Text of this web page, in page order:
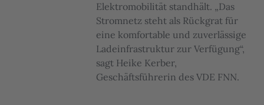
Elektromobilität standhält. „Das
Stromnetz steht als Rückgrat für
eine komfortable und zuverlässige
Ladeinfrastruktur zur Verfügung“,
sagt Heike Kerber,
Geschäftsführerin des VDE FNN.